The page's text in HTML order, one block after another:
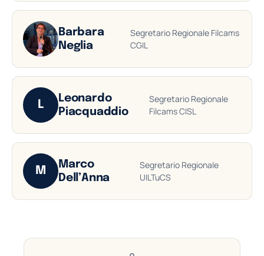
Barbara
Neglia
Segretario Regionale Filcams
CGIL
L
Leonardo
Piacquaddio
Segretario Regionale
Filcams CISL
M
Marco
Dell’Anna
Segretario Regionale
UILTuCS